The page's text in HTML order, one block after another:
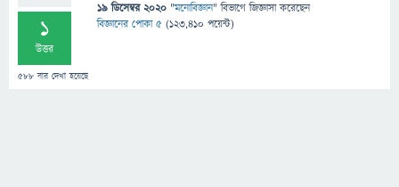
1
উত্তর
588 বার দেখা হয়েছে
19 ডিসেম্বর 2020 "মনোবিজ্ঞান" বিভাগে জিজ্ঞাসাকরেছেন
বিজ্ঞানের পোকা ৫ (123,410 পয়েন্ট)